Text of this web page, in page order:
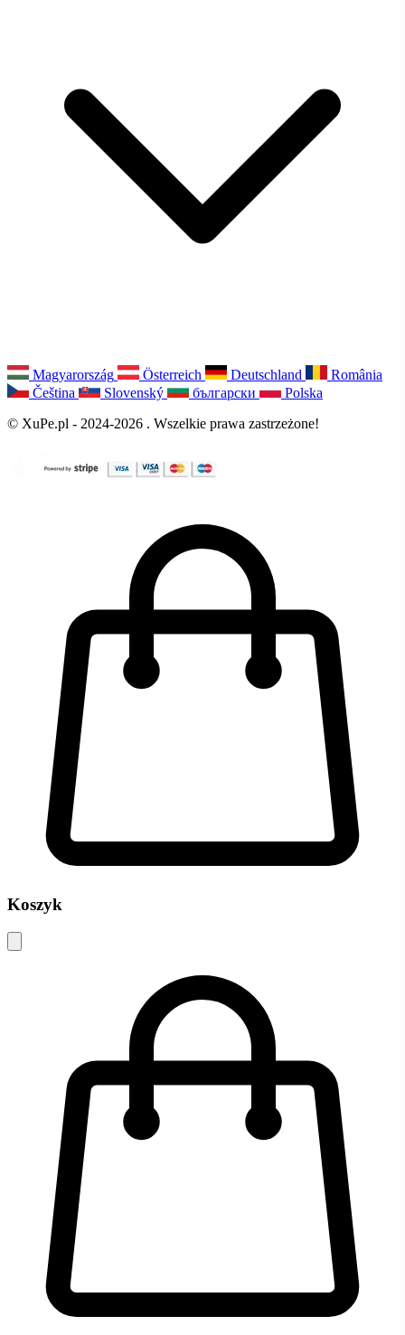
Magyarország Österreich Deutschland
România
Čeština
Slovenský български
Polska
© XuPe.pl - 2024-2026 . Wszelkie prawa zastrzeżone!
Koszyk